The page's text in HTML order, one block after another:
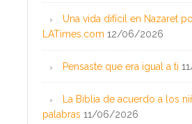
Una vida difícil en Nazaret
LATimes.com 12/06/2026
Pensaste que era igual a ti
La Biblia de acuerdo a los
palabras 11/06/2026